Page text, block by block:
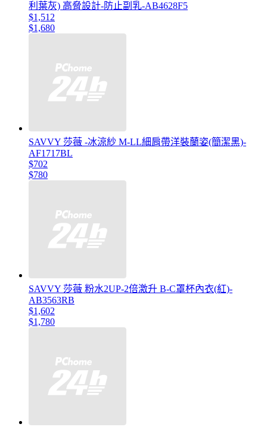
利葉灰) 高脅設計-防止副乳-AB4628F5
$1,512
$1,680
SAVVY 莎薇 -冰涼紗 M-LL細肩帶洋裝蘭姿(簡潔黑)-
AF1717BL
$702
$780
SAVVY 莎薇 粉水2UP-2倍激升 B-C罩杯內衣(紅)-
AB3563RB
$1,602
$1,780